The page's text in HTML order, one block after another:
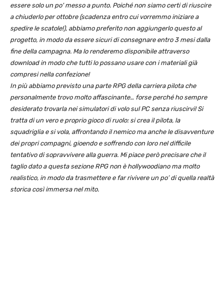
essere solo un po' messo a punto. Poiché non siamo certi di riuscire
a chiuderlo per ottobre (scadenza entro cui vorremmo iniziare a
spedire le scatole!), abbiamo preferito non aggiungerlo questo al
progetto, in modo da essere sicuri di consegnare entro 3 mesi dalla
fine della campagna. Ma lo renderemo disponibile attraverso
download in modo che tutti lo possano usare con i materiali già
compresi nella confezione!
In più abbiamo previsto una parte RPG della carriera pilota che
personalmente trovo molto affascinante… forse perché ho sempre
desiderato trovarla nei simulatori di volo sul PC senza riuscirvi! Si
tratta di un vero e proprio gioco di ruolo: si crea il pilota, la
squadriglia e si vola, affrontando il nemico ma anche le disavventure
dei propri compagni, gioendo e soffrendo con loro nel difficile
tentativo di sopravvivere alla guerra. Mi piace però precisare che il
taglio dato a questa sezione RPG non è hollywoodiano ma molto
realistico, in modo da trasmettere e far rivivere un po’ di quella realtà
storica così immersa nel mito.